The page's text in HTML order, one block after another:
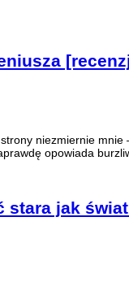
niezmiernie
opowiada
stara jak